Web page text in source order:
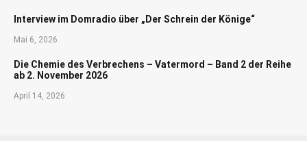
Interview im Domradio über „Der Schrein der Könige“
Mai 6, 2026
Die Chemie des Verbrechens – Vatermord – Band 2 der Reihe
ab 2. November 2026
April 14, 2026